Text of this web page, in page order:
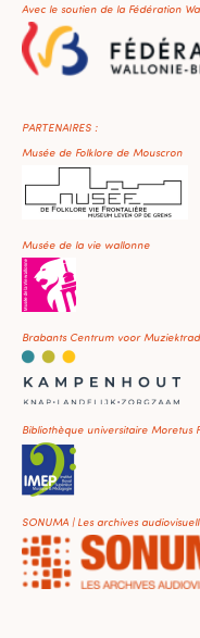
Avec le soutien de la Fédération
PARTENAIRES :
Musée de Folklore de Mouscron
Musée de la vie wallonne
Brabants Centrum voor
Bibliothèque universitaire Moretus
SONUMA | Les archives